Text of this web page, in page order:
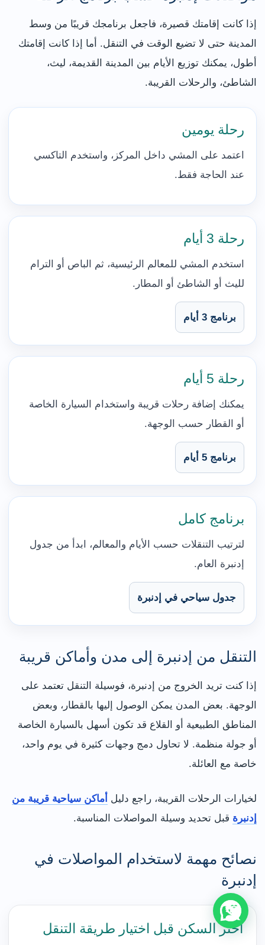
إذا كانت إقامتك قصيرة، فاجعل برنامجك قريبًا من وسط
المدينة حتى لا تضيع الوقت في التنقل. أما إذا كانت إقامتك
أطول، يمكنك توزيع الأيام بين المدينة القديمة، ليث،
الشاطئ، والرحلات القريبة.
رحلة يومين
اعتمد على المشي داخل المركز، واستخدم التاكسي
عند الحاجة فقط.
رحلة 3 أيام
استخدم المشي للمعالم الرئيسية، ثم الباص أو الترام
لليث أو الشاطئ أو المطار.
برنامج 3 أيام
رحلة 5 أيام
يمكنك إضافة رحلات قريبة واستخدام السيارة الخاصة
أو القطار حسب الوجهة.
برنامج 5 أيام
برنامج كامل
لترتيب التنقلات حسب الأيام والمعالم، ابدأ من جدول
إدنبرة العام.
جدول سياحي في إدنبرة
التنقل من إدنبرة إلى مدن وأماكن قريبة
إذا كنت تريد الخروج من إدنبرة، فوسيلة التنقل تعتمد على
الوجهة. بعض المدن يمكن الوصول إليها بالقطار، وبعض
المناطق الطبيعية أو القلاع قد تكون أسهل بالسيارة الخاصة
أو جولة منظمة. لا تحاول دمج وجهات كثيرة في يوم واحد،
خاصة مع العائلة.
لخيارات الرحلات القريبة، راجع دليل أماكن سياحية قريبة من
إدنبرة قبل تحديد وسيلة المواصلات المناسبة.
نصائح مهمة لاستخدام المواصلات في
إدنبرة
اختر السكن قبل اختيار طريقة التنقل